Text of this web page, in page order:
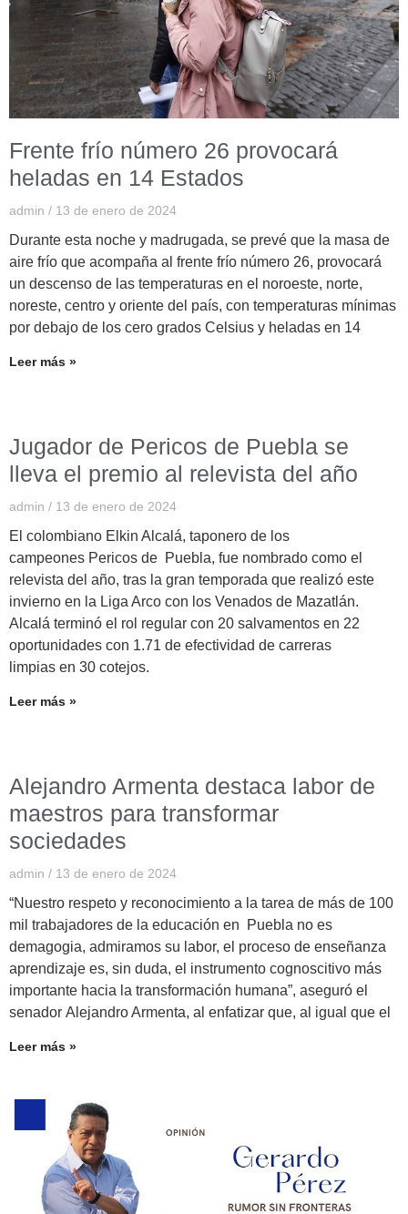
Frente frío número 26 provocará
heladas en 14 Estados
admin 13 de enero de 2024
Durante esta noche y madrugada, se prevé que la masa de
aire frío que acompaña al frente frío número 26, provocará
un descenso de las temperaturas en el noroeste, norte,
noreste, centro y oriente del país, con temperaturas mínimas
por debajo de los cero grados Celsius y heladas en 14
Leer más »
Jugador de Pericos de Puebla se
lleva el premio al relevista del año
admin 13 de enero de 2024
El colombiano Elkin Alcalá, taponero de los
campeones Pericos de Puebla, fue nombrado como el
relevista del año, tras la gran temporada que realizó este
invierno en la Liga Arco con los Venados de Mazatlán.
Alcalá terminó el rol regular con 20 salvamentos en 22
oportunidades con 1.71 de efectividad de carreras
limpias en 30 cotejos.
Leer más »
Alejandro Armenta destaca labor de
maestros para transformar
sociedades
admin 13 de enero de 2024
“Nuestro respeto y reconocimiento a la tarea de más de 100
mil trabajadores de la educación en Puebla no es
demagogia, admiramos su labor, el proceso de enseñanza
aprendizaje es, sin duda, el instrumento cognoscitivo más
importante hacia la transformación humana”, aseguró el
senador Alejandro Armenta, al enfatizar que, al igual que el
Leer más »